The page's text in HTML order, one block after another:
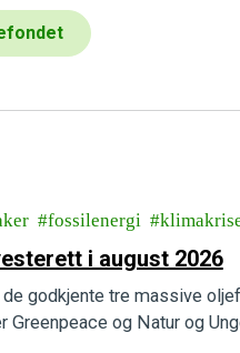
fossilenergi
i august 2026
godkjente tre massive
og Natur og